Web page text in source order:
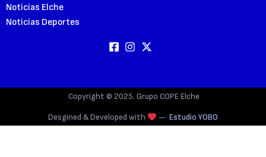
Noticias Elche
Noticias Deportes
Copyright © 2025. Grupo COPE Elche
Desgined & Developed with — Estudio YOBO